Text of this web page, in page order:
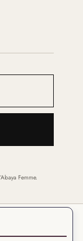
Femme.